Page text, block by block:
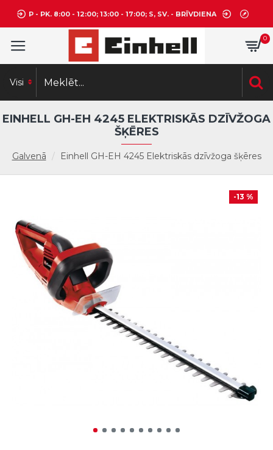
P - PK. 8:00 - 12:00; 13:00 - 17:00; S, SV. - BRĪVDIENA
0
Visi
Galvenā Einhell GH-EH 4245 Elektriskās dzīvžoga šķēres
EINHELL GH-EH 4245 ELEKTRISKĀS DZĪVŽOGA
ŠĶĒRES
-13 %